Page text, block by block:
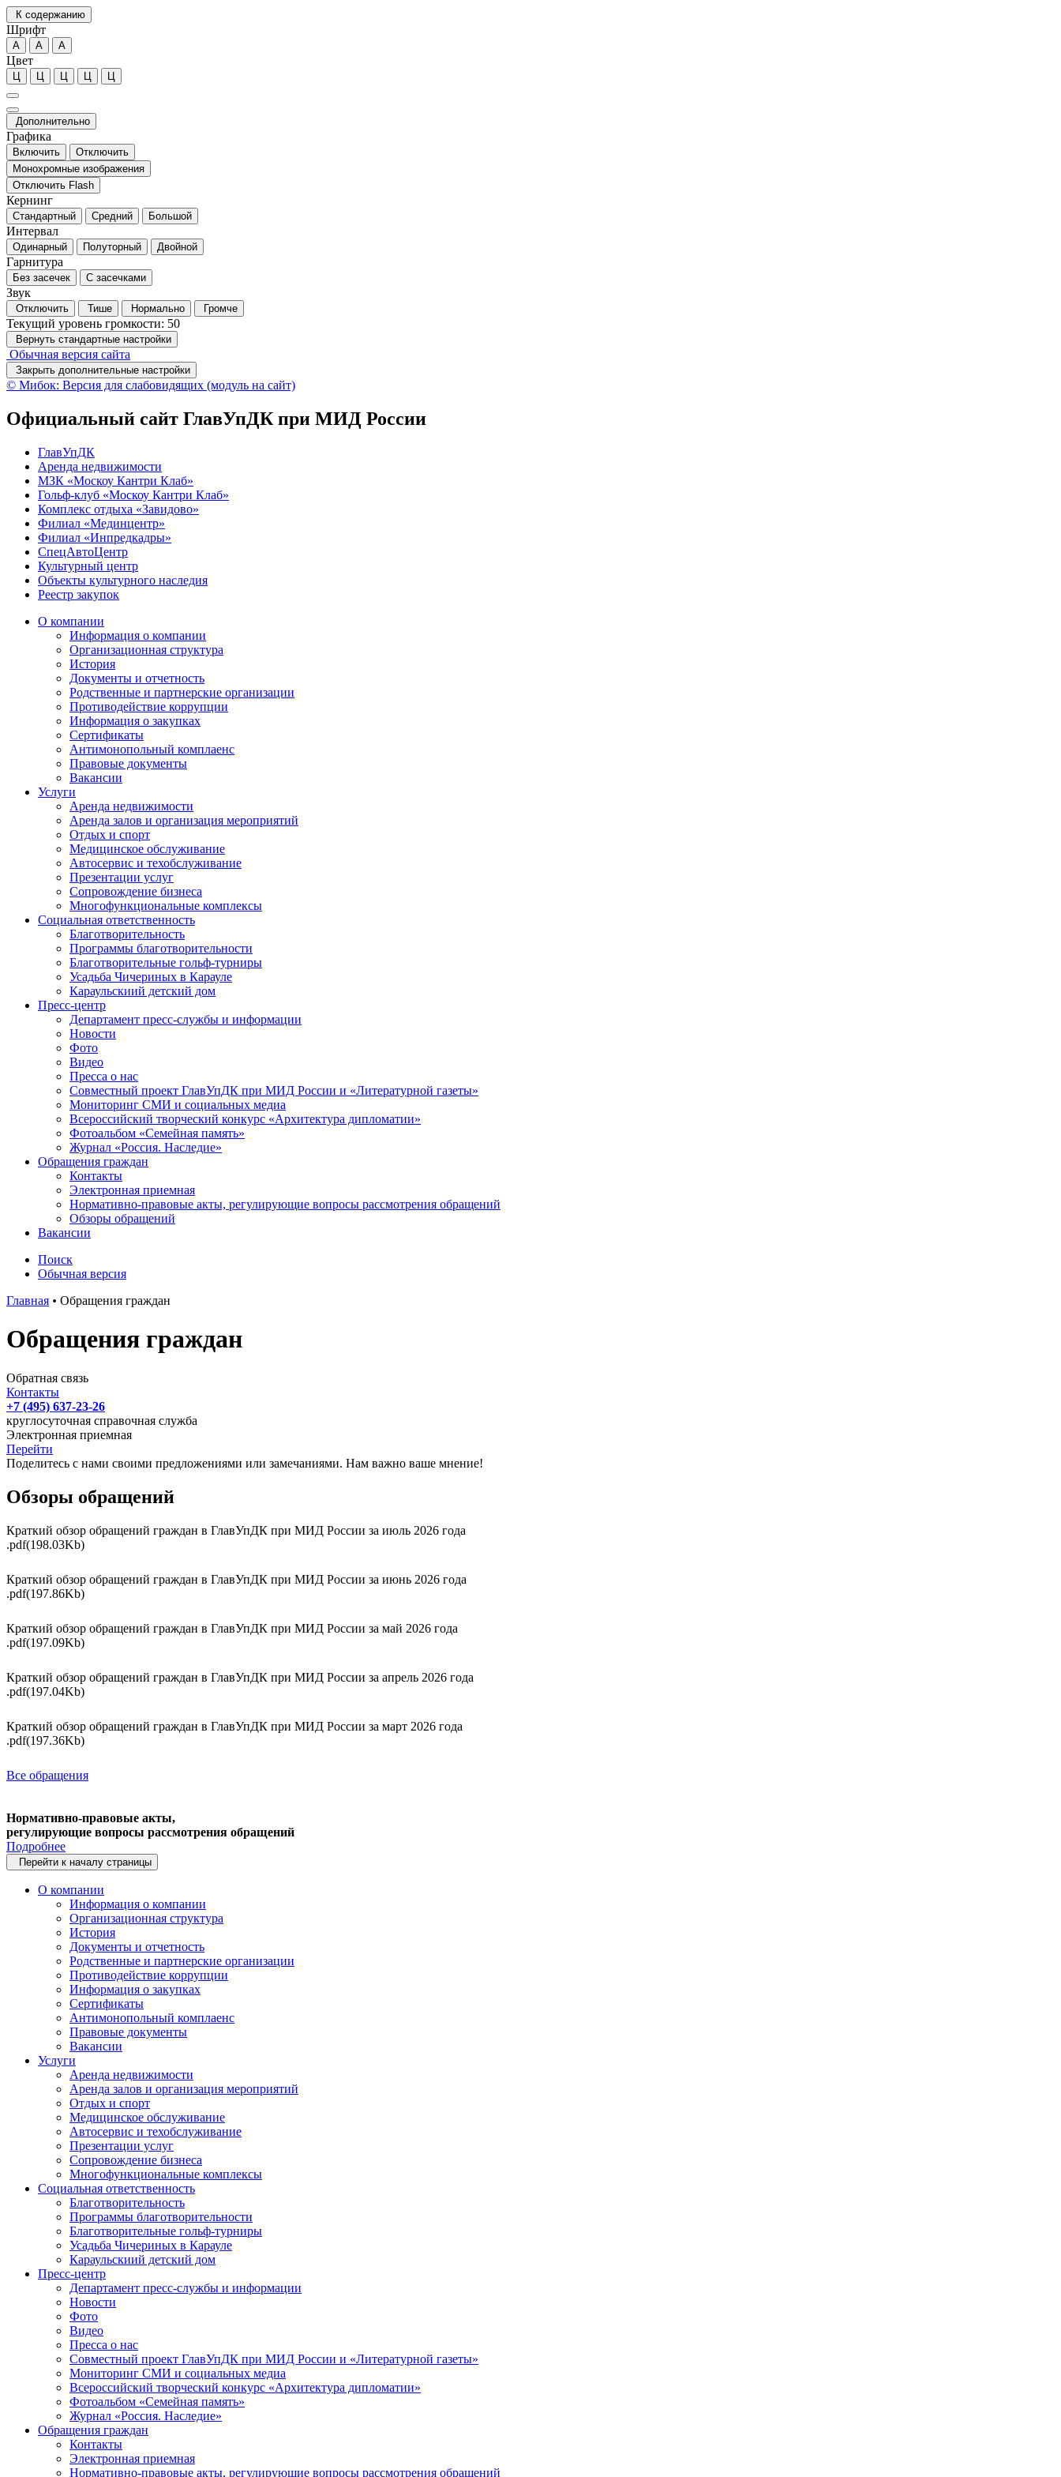
К содержанию
Шрифт
А А А
Цвет
Ц Ц Ц Ц Ц
Дополнительно
Графика
Включить
Отключить
Монохромные изображения
Отключить Flash
Кернинг
Стандартный Средний Большой
Интервал
Одинарный Полуторный Двойной
Гарнитура
Без засечек С засечками
Звук
Отключить Тише Нормально Громче
Текущий уровень громкости: 50
Вернуть стандартные настройки
Обычная версия сайта
Закрыть дополнительные настройки
© Мибок: Версия для слабовидящих (модуль на сайт)
Официальный сайт ГлавУпДК при МИД России
ГлавУпДК
Аренда недвижимости
МЗК «Москоу Кантри Клаб»
Гольф-клуб «Москоу Кантри Клаб»
Комплекс отдыха «Завидово»
Филиал «Мединцентр»
Филиал «Инпредкадры»
СпецАвтоЦентр
Культурный центр
Объекты культурного наследия
Реестр закупок
О компании
Информация о компании
Организационная структура
История
Документы и отчетность
Родственные и партнерские организации
Противодействие коррупции
Информация о закупках
Сертификаты
Антимонопольный комплаенс
Правовые документы
Вакансии
Услуги
Аренда недвижимости
Аренда залов и организация мероприятий
Отдых и спорт
Медицинское обслуживание
Автосервис и техобслуживание
Презентации услуг
Сопровождение бизнеса
Многофункциональные комплексы
Социальная ответственность
Благотворительность
Программы благотворительности
Благотворительные гольф-турниры
Усадьба Чичериных в Карауле
Караульскиий детский дом
Пресс-центр
Департамент пресс-службы и информации
Новости
Фото
Видео
Пресса о нас
Совместный проект ГлавУпДК при МИД России и «Литературной газеты»
Мониторинг СМИ и социальных медиа
Всероссийский творческий конкурс «Архитектура дипломатии»
Фотоальбом «Семейная память»
Журнал «Россия. Наследие»
Обращения граждан
Контакты
Электронная приемная
Нормативно-правовые акты, регулирующие вопросы рассмотрения обращений
Обзоры обращений
Вакансии
Поиск
Обычная версия
Главная • Обращения граждан
Обращения граждан
Обратная связь
Контакты
+7 (495) 637-23-26
круглосуточная справочная служба
Электронная приемная
Перейти
Поделитесь с нами своими предложениями или замечаниями. Нам важно ваше мнение!
Обзоры обращений
Краткий обзор обращений граждан в ГлавУпДК при МИД России за июль 2026 года
.pdf(198.03Kb)
Краткий обзор обращений граждан в ГлавУпДК при МИД России за июнь 2026 года
.pdf(197.86Kb)
Краткий обзор обращений граждан в ГлавУпДК при МИД России за май 2026 года
.pdf(197.09Kb)
Краткий обзор обращений граждан в ГлавУпДК при МИД России за апрель 2026 года
.pdf(197.04Kb)
Краткий обзор обращений граждан в ГлавУпДК при МИД России за март 2026 года
.pdf(197.36Kb)
Все обращения
Нормативно-правовые акты,
регулирующие вопросы рассмотрения обращений
Подробнее
Перейти к началу страницы
О компании
Информация о компании
Организационная структура
История
Документы и отчетность
Родственные и партнерские организации
Противодействие коррупции
Информация о закупках
Сертификаты
Антимонопольный комплаенс
Правовые документы
Вакансии
Услуги
Аренда недвижимости
Аренда залов и организация мероприятий
Отдых и спорт
Медицинское обслуживание
Автосервис и техобслуживание
Презентации услуг
Сопровождение бизнеса
Многофункциональные комплексы
Социальная ответственность
Благотворительность
Программы благотворительности
Благотворительные гольф-турниры
Усадьба Чичериных в Карауле
Караульскиий детский дом
Пресс-центр
Департамент пресс-службы и информации
Новости
Фото
Видео
Пресса о нас
Совместный проект ГлавУпДК при МИД России и «Литературной газеты»
Мониторинг СМИ и социальных медиа
Всероссийский творческий конкурс «Архитектура дипломатии»
Фотоальбом «Семейная память»
Журнал «Россия. Наследие»
Обращения граждан
Контакты
Электронная приемная
Нормативно-правовые акты, регулирующие вопросы рассмотрения обращений